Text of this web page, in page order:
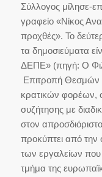
Σύλλογος μίλησε-
γραφείο «Νίκος
προχθές». Το
τα δημοσιεύματα
ΔΕΠΕ» (πηγή: Ο
Επιτροπή Θεσμών
κρατικών φορέων,
συζήτησης με
στον
προκύπτει από την
των εργαλείων που
τμήμα της